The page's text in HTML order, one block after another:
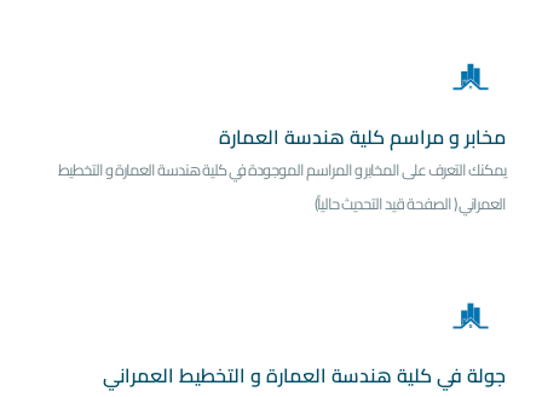
مخابر و مراسم كلية هندسة العمارة
يمكنك التعرف على المخابر و المراسم الموجودة في كلية هندسة العمارة و التخطيط
العمراني ( الصفحة قيد التحديث حالياً)
جولة في كلية هندسة العمارة و التخطيط العمراني